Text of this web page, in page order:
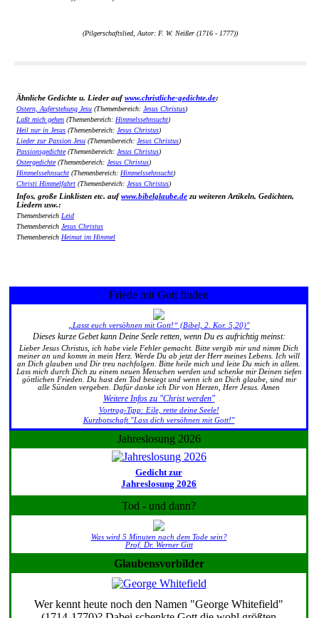
(Pilgerschaftslied, Autor: F. W. Neißer (1716 - 1777))
Ähnliche Gedichte u. Lieder aufwww.christliche-gedichte.de:
Ostern, Auferstehung Jesu (Themenbereich: Jesus Christus)
Laßt mich gehen (Themenbereich: Himmelssehnsucht)
Heil nur in Jesus (Themenbereich: Jesus Christus)
Lieder zur Passion Jesu (Themenbereich: Jesus Christus)
Passionsgedichte(Themenbereich: Jesus Christus)
Ostergedichte(Themenbereich: Jesus Christus)
Himmelssehnsucht (Themenbereich: Himmelssehnsucht)
Christi Himmelfahrt (Themenbereich: Jesus Christus)
Infos, große Linklisten etc. aufwww.bibelglaube.de zu weiteren Artikeln, Gedichten,
Liedern usw.:
Themenbereich Leid
Themenbereich Jesus Christus
Themenbereich Heimat im Himmel
Friede mit Gott finden
„Lasst euch versöhnen mit Gott!“ (Bibel, 2. Kor. 5,20)"
Dieses kurze Gebet kann Deine Seele retten, wenn Du es aufrichtig meinst:
Lieber Jesus Christus, ich habe viele Fehler gemacht. Bitte vergib mir und nimm Dich
meiner an und komm in mein Herz. Werde Du ab jetzt der Herr meines Lebens. Ich will
an Dich glauben und Dir treu nachfolgen. Bitte heile mich und leite Du mich in allem.
Lass mich durch Dich zu einem neuen Menschen werden und schenke mir Deinen tiefen
göttlichen Frieden. Du hast den Tod besiegt und wenn ich an Dich glaube, sind mir
alle Sünden vergeben. Dafür danke ich Dir von Herzen, Herr Jesus. Amen
Weitere Infos zu "Christ werden"
Vortrag-Tipp: Eile, rette deine Seele!
Kurzbotschaft "Lass dich versöhnen mit Gott!"
Jahreslosung 2026
Gedicht zur
Jahreslosung 2026
Tod - und dann?
Was wird 5 Minuten nach dem Tode sein?
Prof. Dr. Werner Gitt
Glaubensvorbilder
Wer kennt heute noch den Namen "George Whitefield"